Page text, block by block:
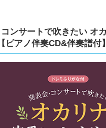
ンサートで吹きたい オ
ピアノ伴奏CD&伴奏譜付】